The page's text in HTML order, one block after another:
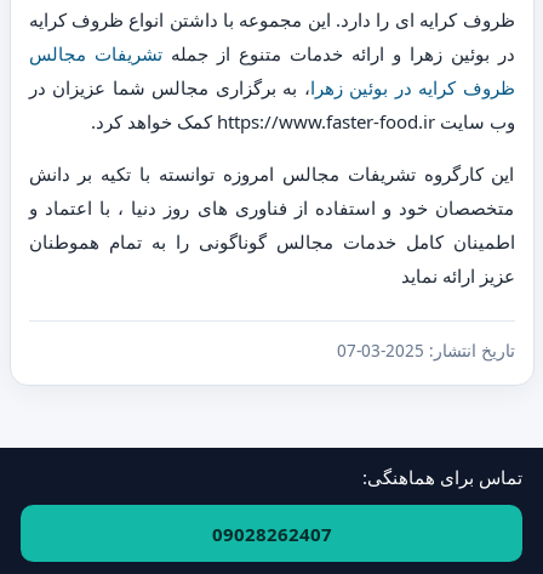
ظروف کرایه ای را دارد. این مجموعه با داشتن انواع ظروف کرایه
در بوئین زهرا و ارائه خدمات متنوع از جملهتشریفات مجالس
ظروف کرایه در بوئین زهرا، به برگزاری مجالس شما عزیزان در
وب سایت https://www.faster-food.ir کمک خواهد کرد.
این کارگروه تشریفات مجالس امروزه توانسته با تکیه بر دانش
متخصصان خود و استفاده از فناوری های روز دنیا ، با اعتماد و
اطمینان کامل خدمات مجالس گوناگونی را به تمام هموطنان
عزیز ارائه نماید
تاریخ انتشار: 2025-03-07
تماس برای هماهنگی:
09028262407
·ارتباط با ما